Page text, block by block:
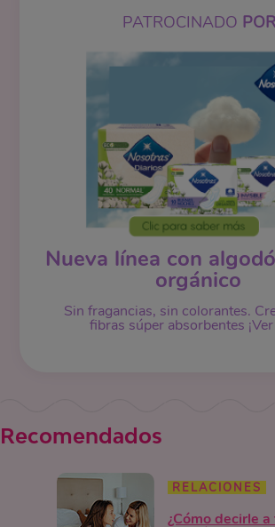
PATROCINADO POR
Nueva línea con
orgánico
Sin fragancias, sin colorantes.
fibras súper absorbentes
Recomendados
RELACIONES
¿Cómo decirle a